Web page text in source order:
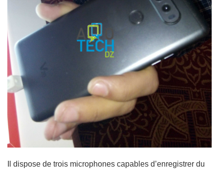
Il dispose de trois microphones capables d’enregistrer du